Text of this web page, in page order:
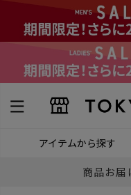
アイテムから探す
商品お届